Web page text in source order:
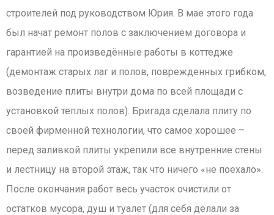
строителей под руководством Юрия. В мае этого года
был начат ремонт полов с заключением договора и
гарантией на произведённые работы в коттедже
(демонтаж старых лаг и полов, поврежденных грибком,
возведение плиты внутри дома по всей площади с
установкой теплых полов). Бригада сделала плиту по
своей фирменной технологии, что самое хорошее –
перед заливкой плиты укрепили все внутренние стены
и лестницу на второй этаж, так что ничего «не поехало».
После окончания работ весь участок очистили от
остатков мусора, душ и туалет (для себя делали за